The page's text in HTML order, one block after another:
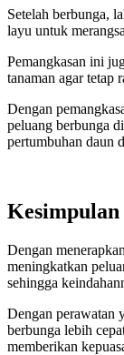
Setelah berbunga,
layu untuk
Pemangkasan ini
tanaman agar tetap
Dengan
peluang berbunga
pertumbuhan daun
Kesimpulan
Dengan
meningkatkan
sehingga
Dengan perawatan
berbunga lebih
memberikan